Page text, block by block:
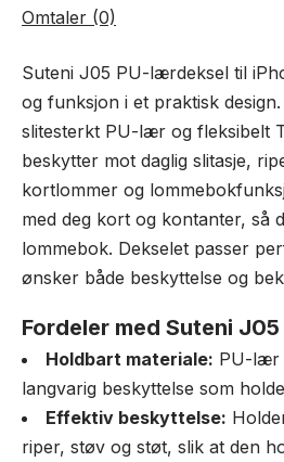
Omtaler (0)
Suteni J05 PU-lærdeksel til
og funksjon i et praktisk
slitesterkt PU-lær og fleksibelt
beskytter mot daglig slitasje,
kortlommer og
med deg kort og kontanter, så
lommebok. Dekselet passer
ønsker både beskyttelse og
Fordeler med Suteni
Holdbart materiale: PU-lær
langvarig beskyttelse som
Effektiv beskyttelse:
riper, støv og støt, slik at den